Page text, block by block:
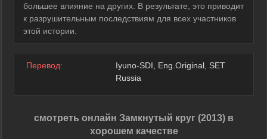
большее влияние на других. В результате, это приводит
к разрушительным последствиям для всех участников
этой истории.
Перевод:
Iyuno-SDI, Eng.Original, SET
Russia
смотреть онлайн Замкнутый круг (2013) в
хорошем качестве